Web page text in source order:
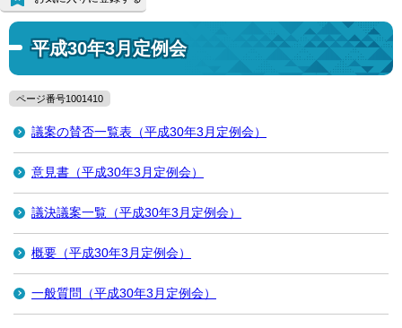
平成30年3月定例会
ページ番号1001410
議案の賛否一覧表（平成30年3月定例会）
意見書（平成30年3月定例会）
議決議案一覧（平成30年3月定例会）
概要（平成30年3月定例会）
一般質問（平成30年3月定例会）